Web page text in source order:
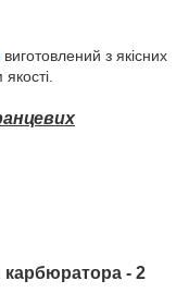
виготовлений з якісних
карбюратора - 2